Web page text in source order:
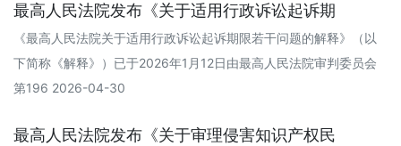
最高人民法院发布《关于适用行政诉讼起诉期
《最高人民法院关于适用行政诉讼起诉期限若干问题的解释》（以
下简称《解释》）已于2026年1月12日由最高人民法院审判委员会
第196 2026-04-30
最高人民法院发布《关于审理侵害知识产权民